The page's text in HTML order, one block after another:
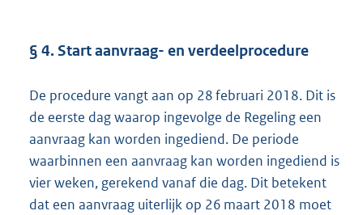
§ 4. Start aanvraag- en verdeelprocedure
De procedure vangt aan op 28 februari 2018. Dit is
de eerste dag waarop ingevolge de Regeling een
aanvraag kan worden ingediend. De periode
waarbinnen een aanvraag kan worden ingediend is
vier weken, gerekend vanaf die dag. Dit betekent
dat een aanvraag uiterlijk op 26 maart 2018 moet